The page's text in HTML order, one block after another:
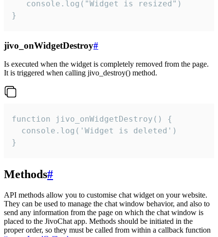
   console.log("Widget is resized")
}
jivo_onWidgetDestroy#
Is executed when the widget is completely removed from the page.
It is triggered when calling jivo_destroy() method.
function jivo_onWidgetDestroy() {
  console.log('Widget is deleted')
}
Methods#
API methods allow you to customise chat widget on your website.
They can be used to manage the chat window behavior, and also to
send any information from the page on which the chat window is
placed to the JivoChat app. Methods should be initiated in the
proper order, so they must be called from within a callback function